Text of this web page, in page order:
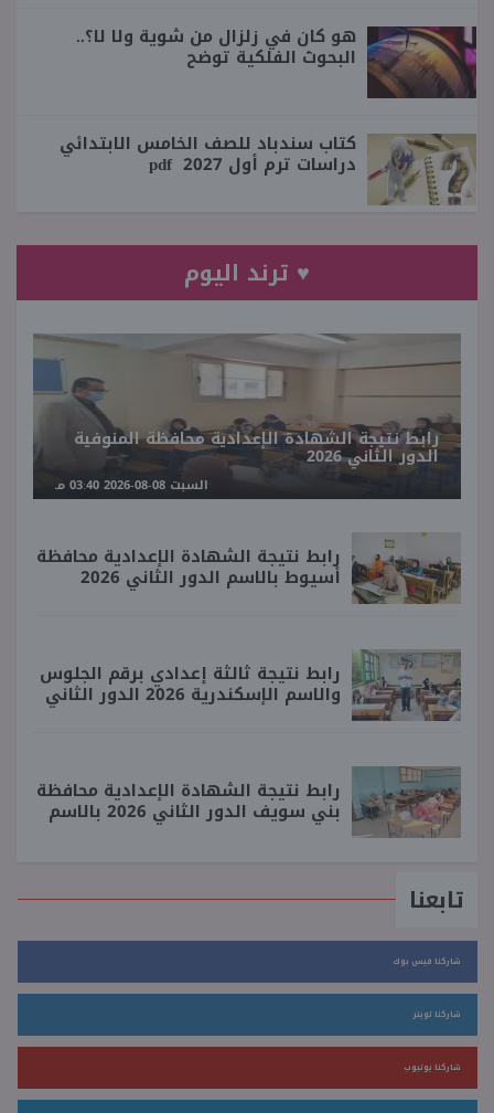
هو كان في زلزال من شوية ولا لا؟..
البحوث الفلكية توضح
كتاب سندباد للصف الخامس الابتدائي
دراسات ترم أول 2027 pdf
♥ ترند اليوم
رابط نتيجة الشهادة الإعدادية محافظة المنوفية
الدور الثاني 2026
السبت 08-08-2026 03:40 مـ
رابط نتيجة الشهادة الإعدادية محافظة
أسيوط بالاسم الدور الثاني 2026
رابط نتيجة ثالثة إعدادي برقم الجلوس
والاسم الإسكندرية 2026 الدور الثاني
رابط نتيجة الشهادة الإعدادية محافظة
بني سويف الدور الثاني 2026 بالاسم
تابعنا
شاركنا فيس بوك
شاركنا تويتر
شاركنا يوتيوب